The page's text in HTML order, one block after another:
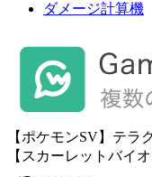
ダメージ計算機
【ポケモンSV】テラ
【スカーレットバイオ